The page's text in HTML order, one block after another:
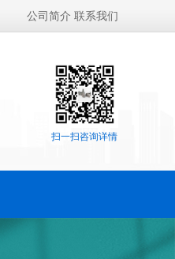
公司简介 联系我们
扫一扫咨询详情